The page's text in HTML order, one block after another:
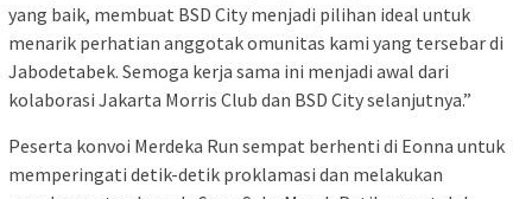
yang baik, membuat BSD City menjadi pilihan ideal untuk
menarik perhatian anggotak omunitas kami yang tersebar di
Jabodetabek. Semoga kerja sama ini menjadi awal dari
kolaborasi Jakarta Morris Club dan BSD City selanjutnya.”
Peserta konvoi Merdeka Run sempat berhenti di Eonna untuk
memperingati detik-detik proklamasi dan melakukan